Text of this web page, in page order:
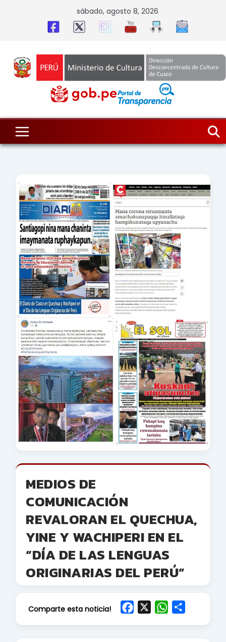
sábado, agosto 8, 2026
MEDIOS DE
COMUNICACIÓN
REVALORAN EL QUECHUA,
YINE Y WACHIPERI EN EL
“DÍA DE LAS LENGUAS
ORIGINARIAS DEL PERÚ”
Comparte esta noticia!
W